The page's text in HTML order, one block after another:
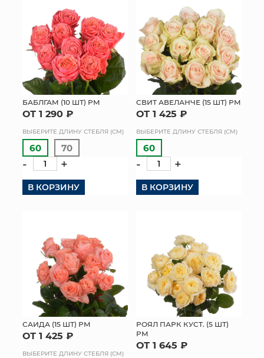
БАБЛГАМ (10 ШТ) РМ
ОТ 1 290 ₽
ВЫБЕРИТЕ ДЛИНУ СТЕБЛЯ (СМ)
60 70
- +
В КОРЗИНУ
СВИТ АВЕЛАНЧЕ (15 ШТ) РМ
ОТ 1 425 ₽
ВЫБЕРИТЕ ДЛИНУ СТЕБЛЯ (СМ)
60
- +
В КОРЗИНУ
САИДА (15 ШТ) РМ
ОТ 1 425 ₽
ВЫБЕРИТЕ ДЛИНУ СТЕБЛЯ (СМ)
РОЯЛ ПАРК КУСТ. (5 ШТ)
РМ
ОТ 1 645 ₽